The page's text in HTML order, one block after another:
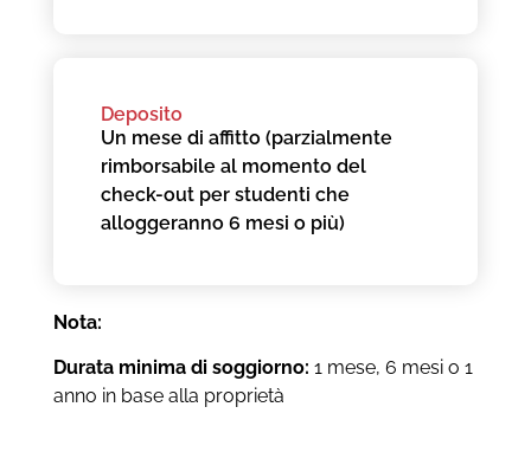
Deposito
Un mese di affitto (parzialmente
rimborsabile al momento del
check-out per studenti che
alloggeranno 6 mesi o più)
Nota:
Durata minima di soggiorno: 1 mese, 6 mesi o 1
anno in base alla proprietà